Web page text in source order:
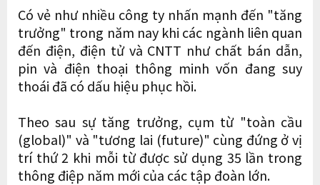
Có vẻ như nhiều công ty nhấn mạnh đến "tăng
trưởng" trong năm nay khi các ngành liên quan
đến điện, điện tử và CNTT như chất bán dẫn,
pin và điện thoại thông minh vốn đang suy
thoái đã có dấu hiệu phục hồi.
Theo sau sự tăng trưởng, cụm từ "toàn cầu
(global)" và "tương lai (future)" cùng đứng ở vị
trí thứ 2 khi mỗi từ được sử dụng 35 lần trong
thông điệp năm mới của các tập đoàn lớn.